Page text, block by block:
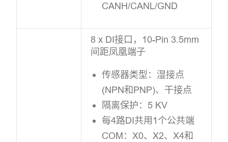
CANH/CANL/GND
8 x DI接口，10-Pin 3.5mm
间距凤凰端子
传感器类型：湿接点
(NPN和PNP)、干接点
隔离保护：5 KV
每4路DI共用1个公共端
COM：X0、X2、X4和